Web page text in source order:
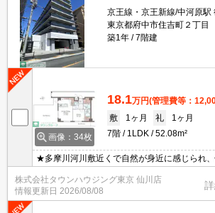
京王線・京王新線/中河原駅
東京都府中市住吉町２丁目
築1年
7階建
画像：34枚
18.1万円(管理費等：
敷
1ヶ月 礼
1ヶ月
7階
1LDK 52.08m²
★多摩川河川敷近くで自然が身近に感じられ、
どがしやすく 季節に応じた風景を楽しめます
株式会社タウンハウジング東京 仙川店
情報更新日 2026/08/08